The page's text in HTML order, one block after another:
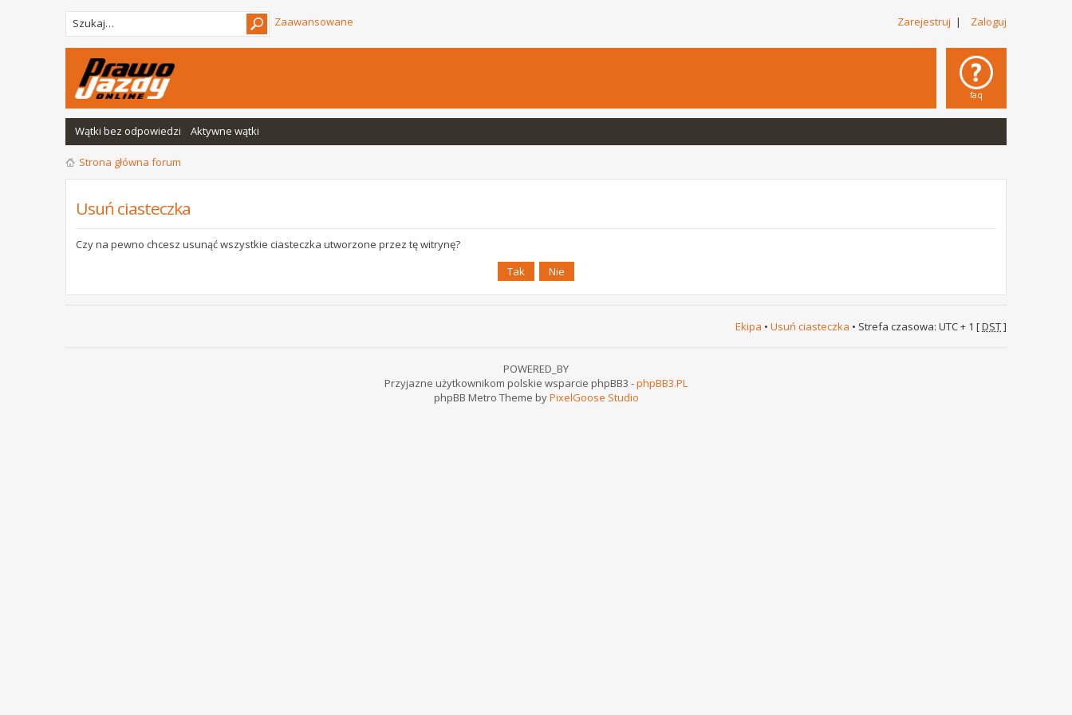
Zarejestruj | Zaloguj
Zaawansowane
faq
Wątki bez odpowiedzi Aktywne wątki
Strona główna forum
Usuń ciasteczka
Czy na pewno chcesz usunąć wszystkie ciasteczka utworzone przez tę witrynę?
Ekipa • Usuń ciasteczka • Strefa czasowa: UTC + 1 [DST]
POWERED_BY
Przyjazne użytkownikom polskie wsparcie phpBB3 -phpBB3.PL
phpBB Metro Theme byPixelGoose Studio